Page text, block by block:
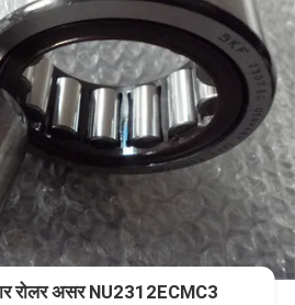
रोलर असर NU2312ECMC3